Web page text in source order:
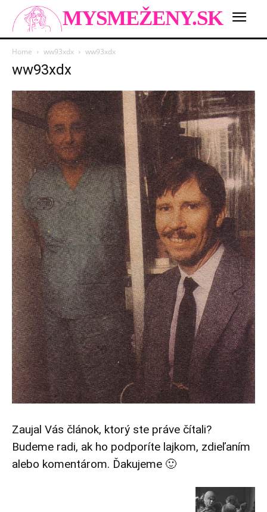
MYSMEŽENY.SK
Home ww93xdx ww93xdx
ww93xdx
Zaujal Vás článok, ktorý ste práve čítali?
Budeme radi, ak ho podporíte lajkom, zdieľaním
alebo komentárom. Ďakujeme 🙂